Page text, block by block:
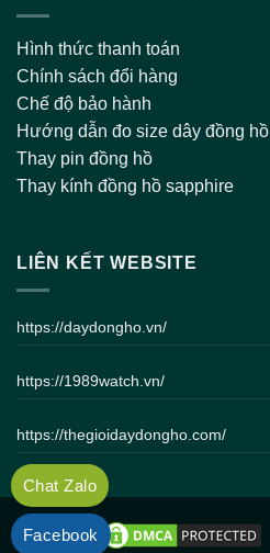
Hình thức thanh toán
Chính sách đổi hàng
Chế độ bảo hành
Hướng dẫn đo size dây đồng hồ
Thay pin đồng hồ
Thay kính đồng hồ sapphire
LIÊN KẾT WEBSITE
https://daydongho.vn/
https://1989watch.vn/
https://thegioidaydongho.com/
Chat Zalo
Facebook